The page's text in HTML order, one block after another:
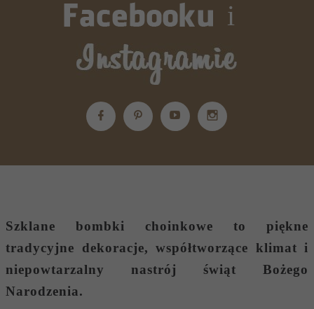
i
Szklane bombki choinkowe to piękne
tradycyjne dekoracje, współtworzące klimat i
niepowtarzalny nastrój świąt Bożego
Narodzenia.